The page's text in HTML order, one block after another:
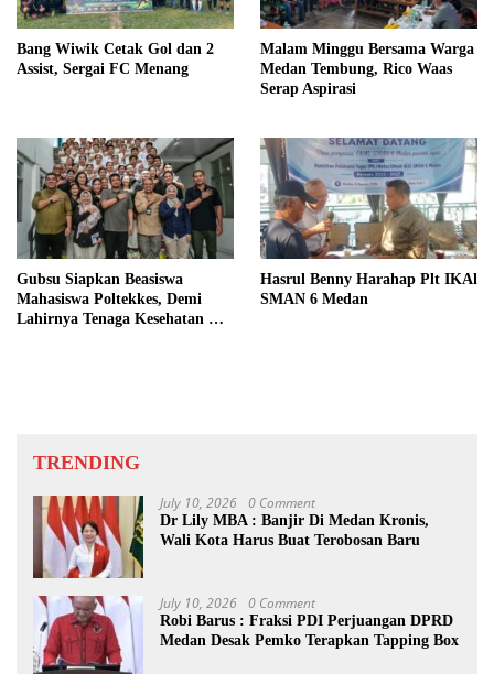
Bang Wiwik Cetak Gol dan 2
Assist, Sergai FC Menang
Malam Minggu Bersama Warga
Medan Tembung, Rico Waas
Serap Aspirasi
Gubsu Siapkan Beasiswa
Mahasiswa Poltekkes, Demi
Lahirnya Tenaga Kesehatan Di
Hasrul Benny Harahap Plt IKAl
SMAN 6 Medan
TRENDING
July 10, 2026 0 Comment
Dr Lily MBA : Banjir Di Medan Kronis,
Wali Kota Harus Buat Terobosan Baru
July 10, 2026 0 Comment
Robi Barus : Fraksi PDI Perjuangan DPRD
Medan Desak Pemko Terapkan Tapping Box